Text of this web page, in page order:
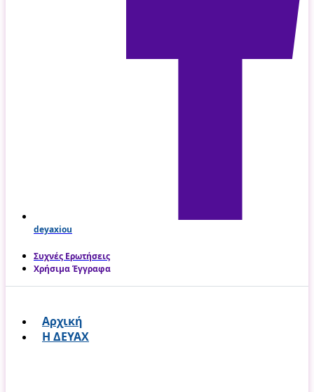
deyaxiou
Συχνές Ερωτήσεις
Χρήσιμα Έγγραφα
Αρχική
Η ΔΕΥΑΧ